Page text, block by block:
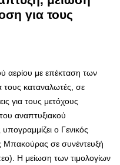
για τους
αερίου με επέκταση των
τους καταναλωτές, σε
για τους μετόχους
αναπτυξιακού
ο Γενικός
Μπακούρας σε συνέντευξή
Η μείωση των τιμολογίων